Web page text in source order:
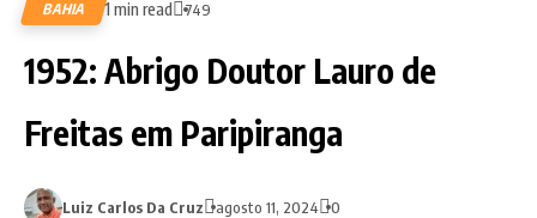
BAHIA 1 min read 749
1952: Abrigo Doutor Lauro de
Freitas em Paripiranga
Luiz Carlos Da Cruz agosto 11, 2024 0